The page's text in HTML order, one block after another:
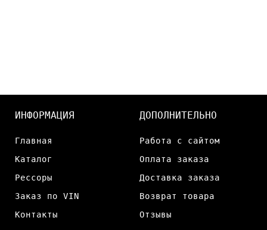
ИНФОРМАЦИЯ
Главная
Каталог
Рессоры
Заказ по VIN
Контакты
ДОПОЛНИТЕЛЬНО
Работа с сайтом
Оплата заказа
Доставка заказа
Возврат товара
Отзывы